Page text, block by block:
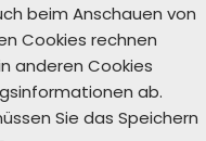
beim Anschauen von
Cookies rechnen
anderen Cookies
ab.
Sie das Speichern